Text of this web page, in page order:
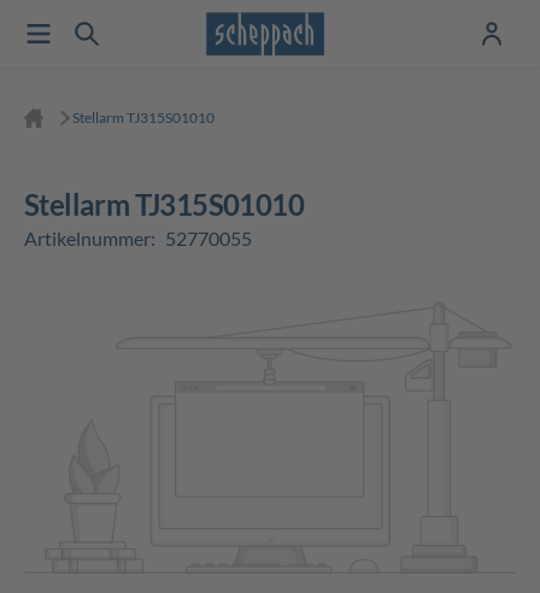
Stellarm TJ315S01010
Stellarm TJ315S01010
Artikelnummer: 52770055